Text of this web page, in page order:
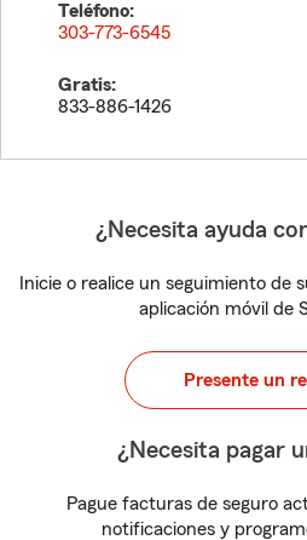
Teléfono:
303-773-6545
Gratis:
833-886-1426
¿Necesita ayuda
Inicie o realice un seguimiento de
aplicación móvil de
Presente un
¿Necesita pagar
Pague facturas de seguro
notificaciones y